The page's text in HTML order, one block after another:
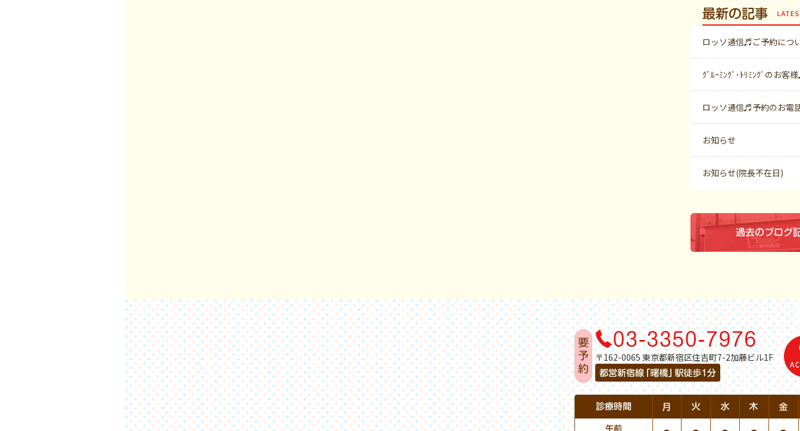
最新の記事
ロッソ通信♬ご予約につ
ｸﾞﾙｰﾐﾝｸﾞ･ﾄﾘﾐﾝｸﾞのお客
ロッソ通信♬予約のお電
お知らせ
お知らせ(院長不在日)
〒162-0065 東京都新宿区住吉町7-2加藤ビル1F